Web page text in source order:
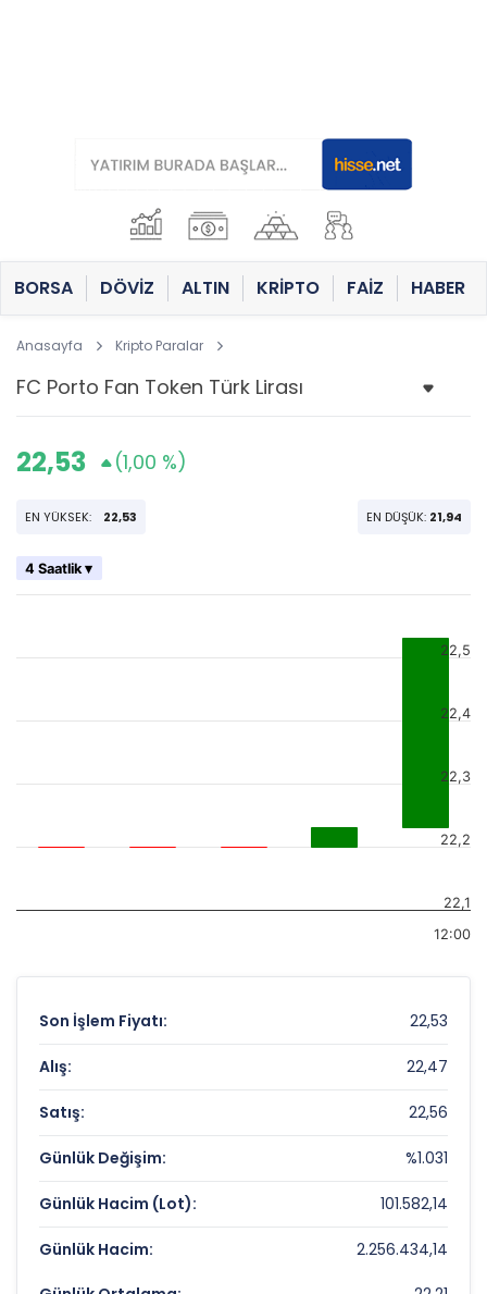
BORSA DÖVİZ ALTIN KRİPTO FAİZ HABER
Anasayfa Kripto Paralar
22,53 (1,00 %)
EN YÜKSEK: 22,53 EN DÜŞÜK: 21,94
4 Saatlik ▾
12:00
22,1
22,2
22,3
22,4
22,5
Son İşlem Fiyatı: 22,53
Alış: 22,47
Satış: 22,56
Günlük Değişim: %1.031
Günlük Hacim (Lot): 101.582,14
Günlük Hacim: 2.256.434,14